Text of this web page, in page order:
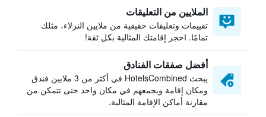
الملايين من التعليقات
تقييمات وتعليقات حقيقية من ملايين النزلاء، مثلك
تمامًا. احجز إقامتك المثالية بكل ثقة!
أفضل صفقات الفنادق
يبحث HotelsCombined في أكثر من 3 ملايين فندق
ومكان إقامة ويجمعهم في مكان واحد حتى تتمكن من
مقارنة أماكن الإقامة المثالية.